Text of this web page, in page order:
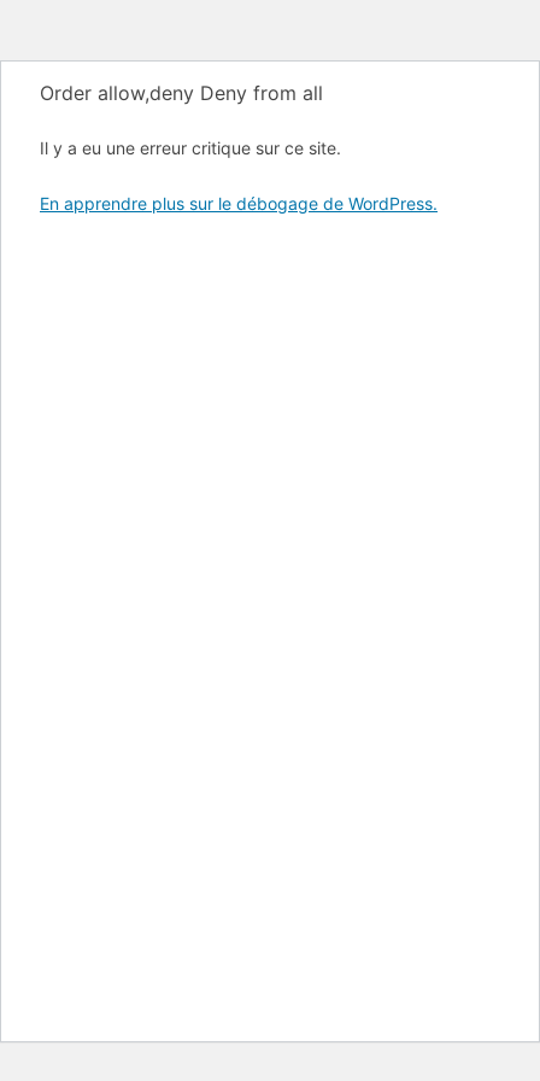
Order allow,deny Deny from all
Il y a eu une erreur critique sur ce site.
En apprendre plus sur le débogage de WordPress.